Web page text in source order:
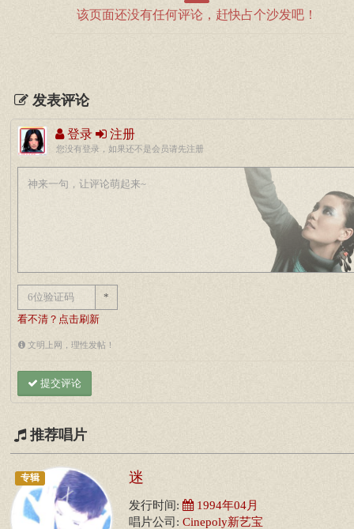
该页面还没有任何评论，赶快占个沙发吧！
发表评论
登录 注册
您没有登录，如果还不是会员请先注册
*
看不清？点击刷新
文明上网，理性发帖！
提交评论
推荐唱片
专辑 迷
发行时间: 1994年04月
唱片公司: Cinepoly新艺宝